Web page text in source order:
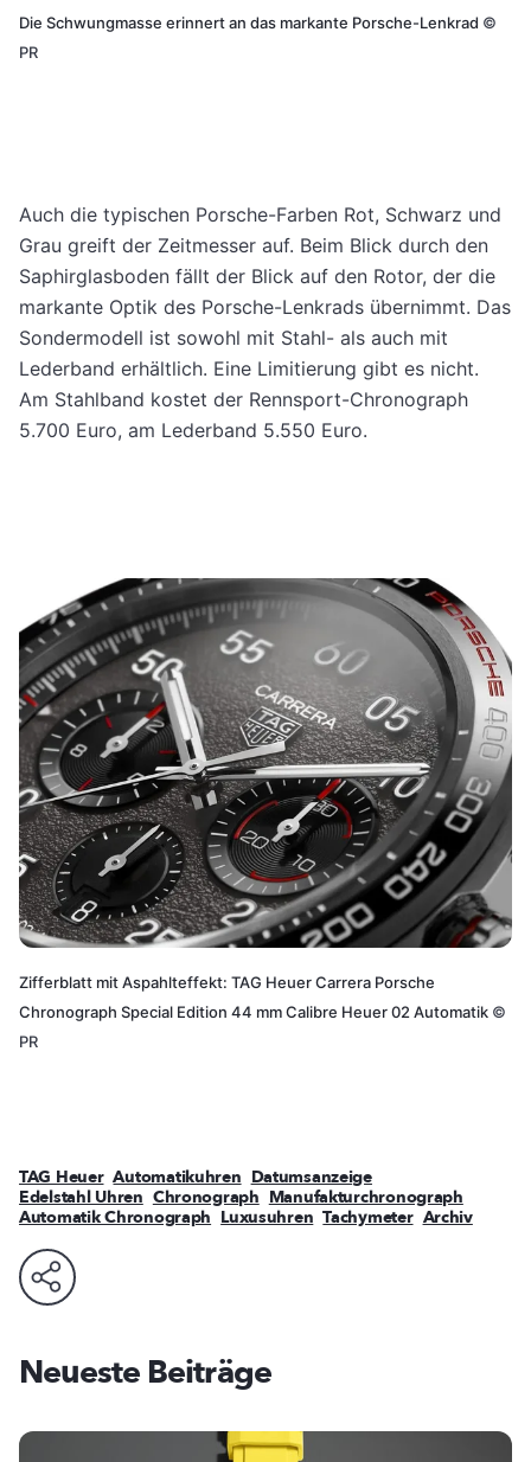
Die Schwungmasse erinnert an das markante Porsche-Lenkrad ©
PR
Auch die typischen Porsche-Farben Rot, Schwarz und
Grau greift der Zeitmesser auf. Beim Blick durch den
Saphirglasboden fällt der Blick auf den Rotor, der die
markante Optik des Porsche-Lenkrads übernimmt. Das
Sondermodell ist sowohl mit Stahl- als auch mit
Lederband erhältlich. Eine Limitierung gibt es nicht.
Am Stahlband kostet der Rennsport-Chronograph
5.700 Euro, am Lederband 5.550 Euro.
Zifferblatt mit Aspahlteffekt: TAG Heuer Carrera Porsche
Chronograph Special Edition 44 mm Calibre Heuer 02 Automatik ©
PR
TAG Heuer Automatikuhren Datumsanzeige
Edelstahl Uhren Chronograph Manufakturchronograph
Automatik Chronograph Luxusuhren Tachymeter Archiv
Neueste Beiträge